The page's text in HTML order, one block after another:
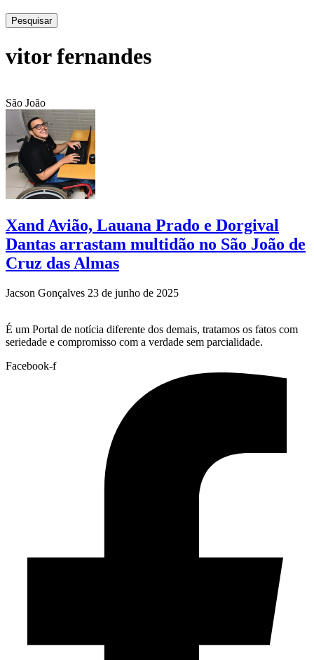
Pesquisar
vitor fernandes
São João
Xand Avião, Lauana Prado e Dorgival
Dantas arrastam multidão no São João de
Cruz das Almas
Jacson Gonçalves 23 de junho de 2025
É um Portal de notícia diferente dos demais, tratamos os fatos com
seriedade e compromisso com a verdade sem parcialidade.
Facebook-f